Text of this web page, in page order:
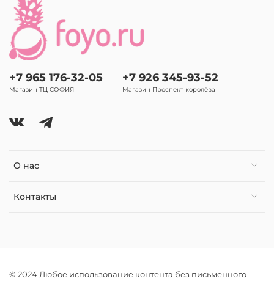
О нас
Контакты
+7 965 176-32-05
Магазин ТЦ СОФИЯ
+7 926 345-93-52
Магазин Проспект королёва
© 2024 Любое использование контента без письменного